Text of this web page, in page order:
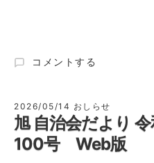
旭
会
だ
よ
り
コメントする
2026/05/14 おしらせ
旭 自治会だより
100号 Web版